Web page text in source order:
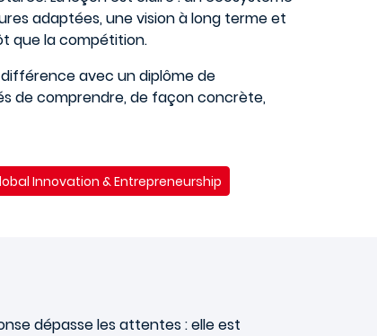
adaptées, une vision à long terme et
que la compétition.
avec un diplôme de
de comprendre, de façon concrète,
Innovation & Entrepreneurship
dépasse les attentes : elle est